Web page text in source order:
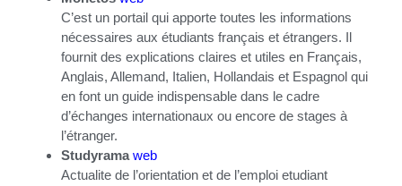
C’est un portail qui apporte toutes les informations
nécessaires aux étudiants français et étrangers. Il
fournit des explications claires et utiles en Français,
Anglais, Allemand, Italien, Hollandais et Espagnol qui
en font un guide indispensable dans le cadre
d’échanges internationaux ou encore de stages à
l’étranger.
Studyrama web
Actualite de l’orientation et de l’emploi etudiant